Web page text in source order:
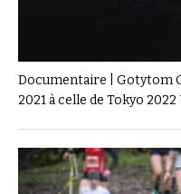
Documentaire | Gotytom
2021 à celle de Tokyo 2022